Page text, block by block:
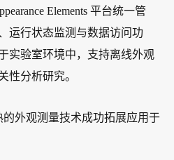
Elements 平台统一管
运行状态监测与数据访问功
实验室环境中，支持离线外观
性分析研究。
的外观测量技术成功拓展应用于